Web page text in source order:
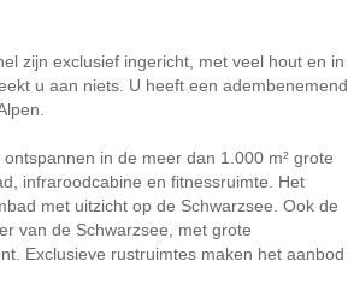
zijn exclusief ingericht, met veel hout en in
u aan niets. U heeft een adembenemend
in de meer dan 1.000 m² grote
infraroodcabine en fitnessruimte. Het
met uitzicht op de Schwarzsee. Ook de
van de Schwarzsee, met grote
Exclusieve rustruimtes maken het aanbod